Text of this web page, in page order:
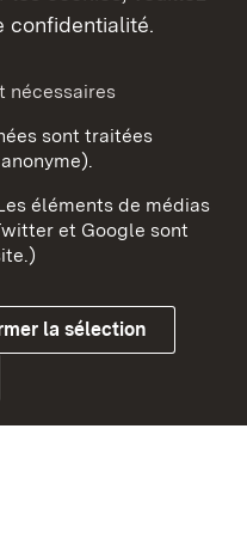
confidentialité.
nécessaires
sont traitées
éléments de médias
et Google sont
la sélection